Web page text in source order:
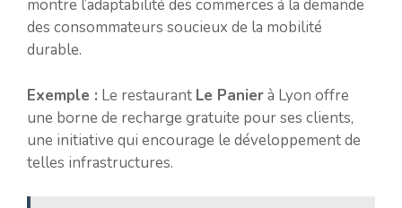
montre l’adaptabilité des commerces à la demande
des consommateurs soucieux de la mobilité
durable.
Exemple : Le restaurant Le Panierà Lyon offre
une borne de recharge gratuite pour ses clients,
une initiative qui encourage le développement de
telles infrastructures.